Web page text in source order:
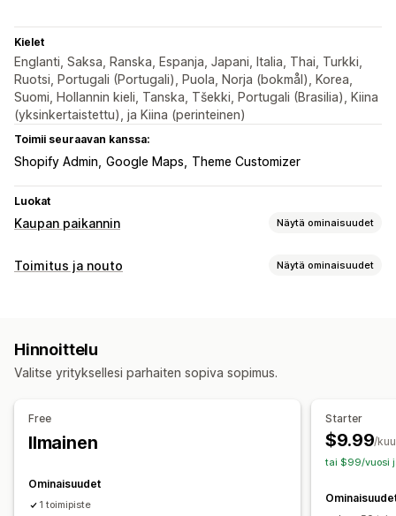
Kielet
Englanti, Saksa, Ranska, Espanja, Japani, Italia, Thai, Turkki,
Ruotsi, Portugali (Portugali), Puola, Norja (bokmål), Korea,
Suomi, Hollannin kieli, Tanska, Tšekki, Portugali (Brasilia), Kiina
(yksinkertaistettu), ja Kiina (perinteinen)
Toimii seuraavan kanssa:
Shopify Admin Google Maps Theme Customizer
Luokat
Kaupan paikannin Näytä ominaisuudet
Näyttövaihtoehdot
Haku ja suodattimet
Etäisyyssuodatin
Toimitus ja nouto Näytä ominaisuudet
Reaaliaikainen seuranta
Toimituskartta
Hinnoittelu
Valitse yrityksellesi parhaiten sopiva sopimus.
Free
Ilmainen
Ominaisuudet
1 toimipiste
Starter
$9.99/
tai $99/vuosi